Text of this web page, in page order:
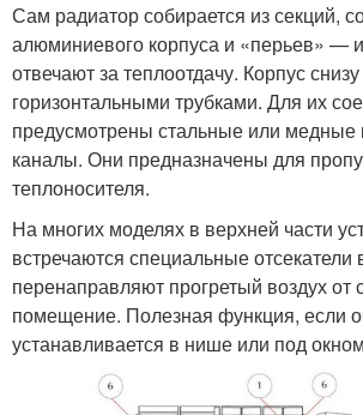
Сам радиатор собирается из секций,
алюминиевого корпуса и «перьев» —
отвечают за теплоотдачу. Корпус
горизонтальными трубками. Для их
предусмотрены стальные или медные
каналы. Они предназначены для
теплоносителя.
На многих моделях в верхней части
встречаются специальные отсекатели
перенаправляют прогретый воздух от
помещение. Полезная функция, если
устанавливается в нише или под